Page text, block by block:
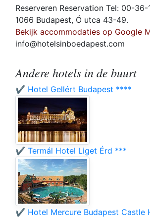
Reserveren Reservation Tel: 00-36-
1066 Budapest, Ó utca 43-49.
Bekijk accommodaties op Google
info@hotelsinboedapest.com
Andere hotels in de buurt
✔️ Hotel Gellért Budapest ****
✔️ Termál Hotel Liget Érd ***
✔️ Hotel Mercure Budapest Castle